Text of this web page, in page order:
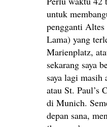
untuk
pengganti
Lama) yang
Marienplatz,
sekarang saya
saya lagi masih
atau St. Paul’s
di Munich.
depan sana,